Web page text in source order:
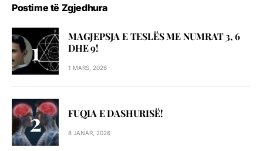
Postime të Zgjedhura
MAGJEPSJA E TESLËS ME NUMRAT 3, 6
DHE 9!
1 MARS, 2026
FUQIA E DASHURISË!
8 JANAR, 2026